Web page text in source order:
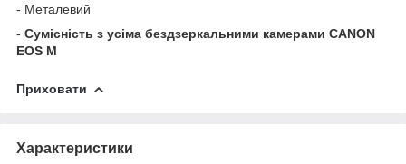
- Металевий
- Сумісність з усіма бездзеркальними камерами CANON
EOS M
Приховати
Характеристики